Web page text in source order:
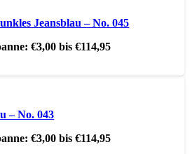
Jeansblau – No. 045
€3,00 bis €114,95
– No. 043
€3,00 bis €114,95